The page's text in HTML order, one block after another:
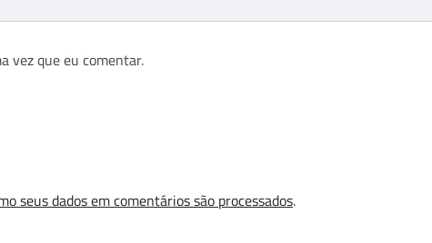
vez que eu comentar.
seus dados em comentários são processados.